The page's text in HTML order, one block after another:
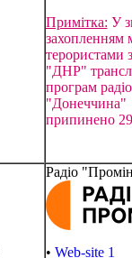
Примітка: У
захопленням
терористами
"ДНР"
програм радіо
"Донеччина"
припинено
Радіо
• Web-site 1